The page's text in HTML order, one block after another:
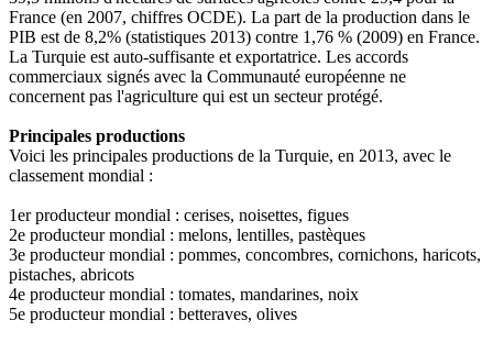
France (en 2007, chiffres OCDE). La part de la production dans le
PIB est de 8,2% (statistiques 2013) contre 1,76 % (2009) en France.
La Turquie est auto-suffisante et exportatrice. Les accords
commerciaux signés avec la Communauté européenne ne
concernent pas l'agriculture qui est un secteur protégé.
Principales productions
Voici les principales productions de la Turquie, en 2013, avec le
classement mondial :
1er producteur mondial : cerises, noisettes, figues
2e producteur mondial : melons, lentilles, pastèques
3e producteur mondial : pommes, concombres, cornichons, haricots,
pistaches, abricots
4e producteur mondial : tomates, mandarines, noix
5e producteur mondial : betteraves, olives